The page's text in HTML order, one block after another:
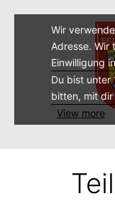
Wir
Adresse. Wir
Einwilligung
Du bist unter
bitten, mit dir
View more